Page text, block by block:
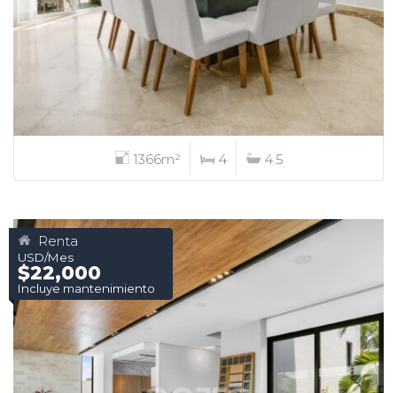
1366m² 4 4.5
Renta
USD/Mes
$22,000
Incluye mantenimiento